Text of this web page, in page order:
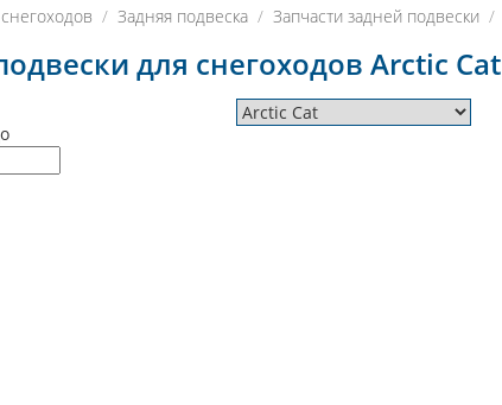
Задняя подвеска Запчасти задней подвески
для снегоходов Arctic Cat